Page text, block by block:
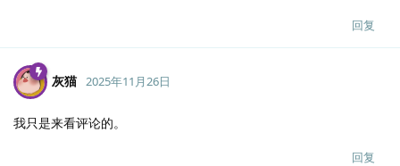
回复
灰猫 2025年11月26日
我只是来看评论的。
回复